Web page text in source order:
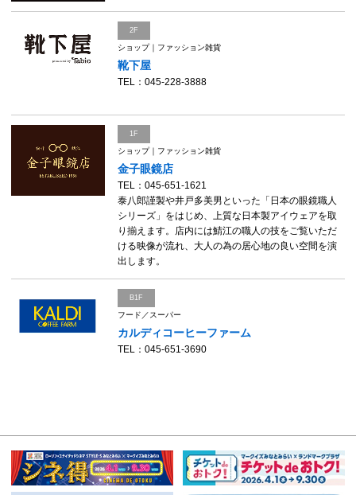
2F
ショップ｜ファッション雑貨
靴下屋
TEL：045-228-3888
1F
ショップ｜ファッション雑貨
金子眼鏡店
TEL：045-651-1621
泰八郎謹製や井戸多美男といった「日本の眼鏡職人
シリーズ」をはじめ、上質な日本製アイウェアを取
り揃えます。店内には鯖江の職人の技をご覧いただ
ける映像が流れ、大人の為の居心地の良い空間を演
出します。
B1F
フード／スーパー
カルディコーヒーファーム
TEL：045-651-3690